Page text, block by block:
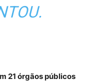
21 órgãos públicos